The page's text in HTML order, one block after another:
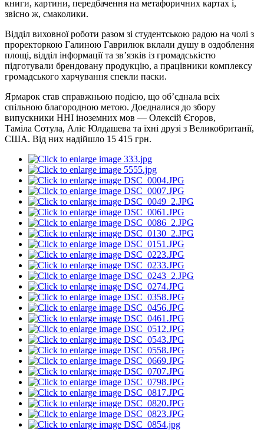
книги, картини, передбачення на метафоричних картах і,
звісно ж, смаколики.
Відділ виховної роботи разом зі студентською радою на чолі з
проректоркою Галиною Гаврилюк вклали душу в оздоблення
площі, відділ інформації та зв’язків із громадськістю
підготували брендовану продукцію, а працівники комплексу
громадського харчування спекли паски.
Ярмарок став справжньою подією, що об’єднала всіх
спільною благородною метою. Доєдналися до збору
випускники ННІ іноземних мов — Олексій Єгоров,
Таміла Сотула, Аліє Юлдашева та їхні друзі з Великобританії,
США. Від них надійшло 15 415 грн.